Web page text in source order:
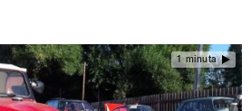
1 minuta